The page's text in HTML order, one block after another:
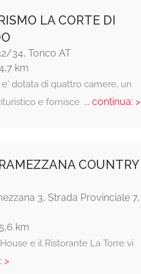
LA CORTE DI
34, Tonco AT
km
dotata di quattro camere, un
e fornisce... continua: >
COUNTRY
3, Strada Provinciale 7,
km
e il Ristorante La Torre vi
>